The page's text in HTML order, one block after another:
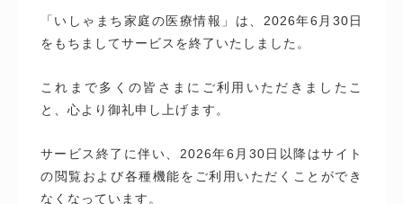
「いしゃまち家庭の医療情報」は、2026年6月30日
をもちましてサービスを終了いたしました。
これまで多くの皆さまにご利用いただきましたこ
と、心より御礼申し上げます。
サービス終了に伴い、2026年6月30日以降はサイト
の閲覧および各種機能をご利用いただくことができ
なくなっています。